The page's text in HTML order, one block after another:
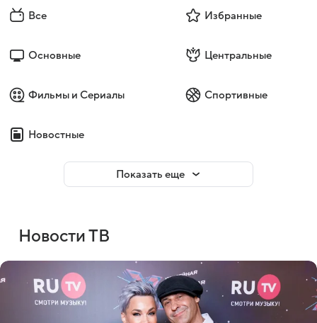
Все Избранные
Основные Центральные
Фильмы и Сериалы Спортивные
Новостные
Показать еще
Новости ТВ